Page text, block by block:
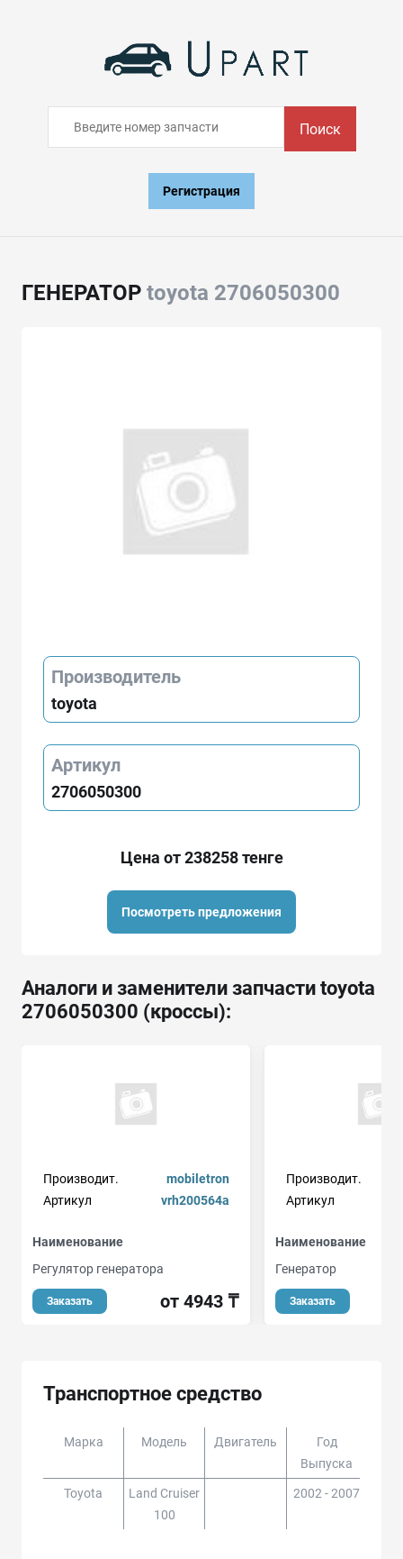
Поиск
Регистрация
ГЕНЕРАТОР toyota 2706050300
Производитель
toyota
Артикул
2706050300
Цена от 238258 тенге
Посмотреть предложения
Аналоги и заменители запчасти toyota
2706050300 (кроссы):
Производит.
mobiletron
Артикул
vrh200564a
Наименование
Регулятор генератора
Заказать от 4943 ₸
Производит.
Артикул
Наименование
Генератор
Заказать
Транспортное средство
Марка Модель Двигатель
Год
Выпуска
Toyota
Land Cruiser
100
2002 - 2007